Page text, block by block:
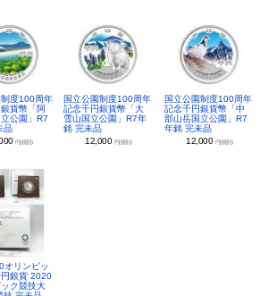
度100周年
貨幣「阿
公園」R7
品
円(税別)
国立公園制度100周年
記念千円銀貨幣「大
雪山国立公園」R7年
銘 完未品
12,000 円(税別)
国立公園制度100周年
記念千円銀貨幣「中
部山岳国立公園」R7
年銘 完未品
12,000 円(税別)
オリンピッ
円銀貨 2020
ク競技大